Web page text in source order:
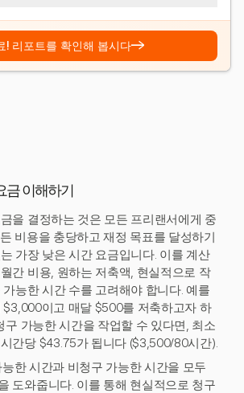
! 리포트를 확인해 봅시다→
금 이해하기
을 결정하는 것은 모든 프리랜서에게 중
비용을 충당하고 재정 목표를 달성하기
가장 낮은 시간 요금입니다. 이를 계산
간 비용, 원하는 저축액, 현실적으로 작
능한 시간 수를 고려해야 합니다. 예를
$3,000이고 매달 $500를 저축하고자 하
구 가능한 시간을 작업할 수 있다면, 최소
간당 $43.75가 됩니다 ($3,500/80시간).
한 시간과 비청구 가능한 시간을 모두
도와줍니다. 이를 통해 현실적으로 청구